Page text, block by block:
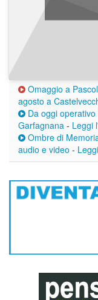
Omaggio a
agosto a
Da oggi
Garfagnana - Leggi
Ombre di
audio e video -